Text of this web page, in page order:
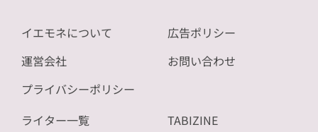
イエモネについて
運営会社
プライバシーポリシー
広告ポリシー
お問い合わせ
ライター一覧
TABIZINE